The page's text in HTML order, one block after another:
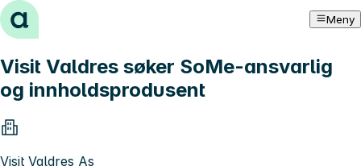
Hopp til innhold Meny
Visit Valdres søker SoMe-ansvarlig
og innholdsprodusent
Visit Valdres As